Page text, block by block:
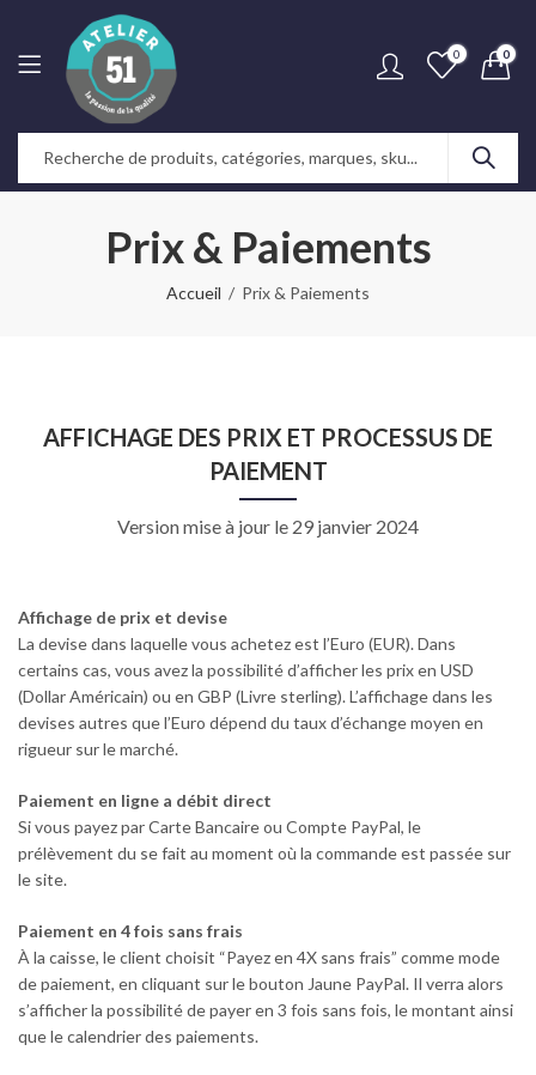
0 0
Prix & Paiements
Accueil Prix & Paiements
AFFICHAGE DES PRIX ET PROCESSUS DE
PAIEMENT
Version mise à jour le 29 janvier 2024
Affichage de prix et devise
La devise dans laquelle vous achetez est l’Euro (EUR). Dans
certains cas, vous avez la possibilité d’afficher les prix en USD
(Dollar Américain) ou en GBP (Livre sterling). L’affichage dans les
devises autres que l’Euro dépend du taux d’échange moyen en
rigueur sur le marché.
Paiement en ligne a débit direct
Si vous payez par Carte Bancaire ou Compte PayPal, le
prélèvement du se fait au moment où la commande est passée sur
le site.
Paiement en 4 fois sans frais
À la caisse, le client choisit “Payez en 4X sans frais” comme mode
de paiement, en cliquant sur le bouton Jaune PayPal. Il verra alors
s’afficher la possibilité de payer en 3 fois sans fois, le montant ainsi
que le calendrier des paiements.